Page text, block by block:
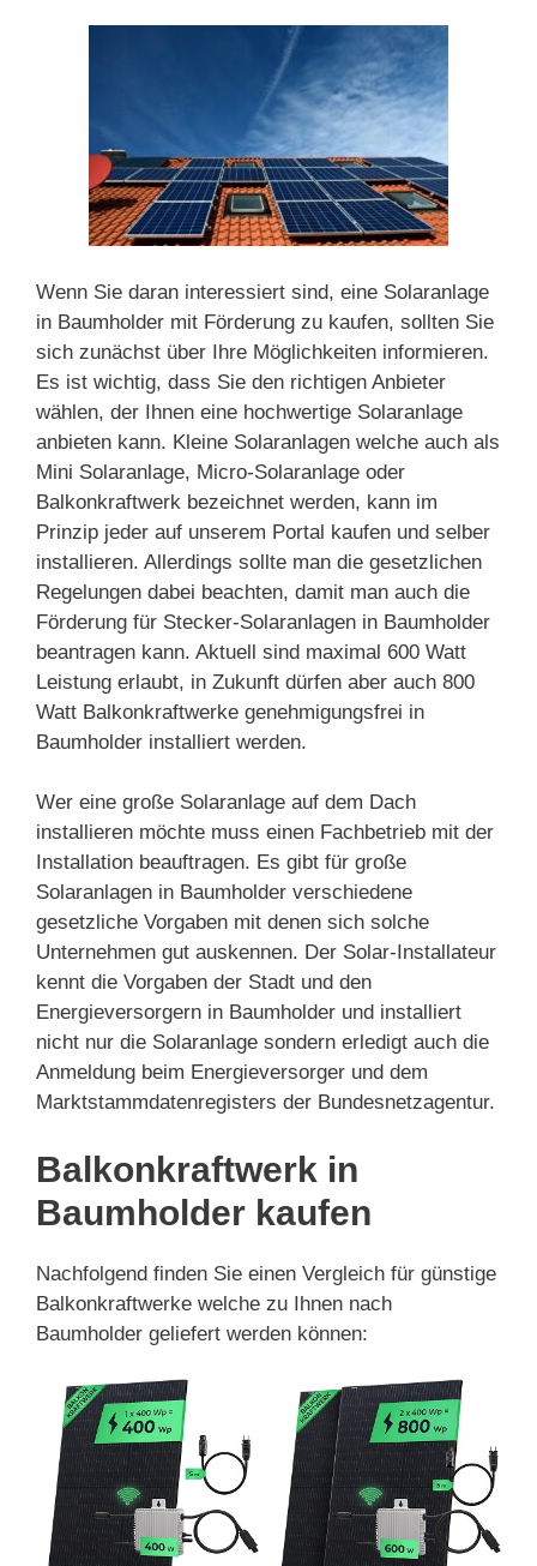
Wenn Sie daran interessiert sind, eine Solaranlage
in Baumholder mit Förderung zu kaufen, sollten Sie
sich zunächst über Ihre Möglichkeiten informieren.
Es ist wichtig, dass Sie den richtigen Anbieter
wählen, der Ihnen eine hochwertige Solaranlage
anbieten kann. Kleine Solaranlagen welche auch als
Mini Solaranlage, Micro-Solaranlage oder
Balkonkraftwerk bezeichnet werden, kann im
Prinzip jeder auf unserem Portal kaufen und selber
installieren. Allerdings sollte man die gesetzlichen
Regelungen dabei beachten, damit man auch die
Förderung für Stecker-Solaranlagen in Baumholder
beantragen kann. Aktuell sind maximal 600 Watt
Leistung erlaubt, in Zukunft dürfen aber auch 800
Watt Balkonkraftwerke genehmigungsfrei in
Baumholder installiert werden.
Wer eine große Solaranlage auf dem Dach
installieren möchte muss einen Fachbetrieb mit der
Installation beauftragen. Es gibt für große
Solaranlagen in Baumholder verschiedene
gesetzliche Vorgaben mit denen sich solche
Unternehmen gut auskennen. Der Solar-Installateur
kennt die Vorgaben der Stadt und den
Energieversorgern in Baumholder und installiert
nicht nur die Solaranlage sondern erledigt auch die
Anmeldung beim Energieversorger und dem
Marktstammdatenregisters der Bundesnetzagentur.
Balkonkraftwerk in
Baumholder kaufen
Nachfolgend finden Sie einen Vergleich für günstige
Balkonkraftwerke welche zu Ihnen nach
Baumholder geliefert werden können: